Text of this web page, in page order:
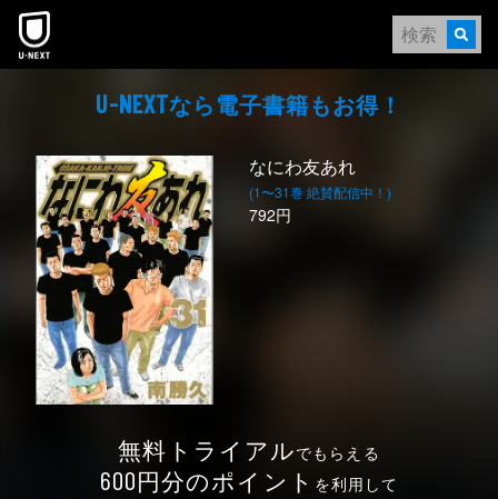
本文へスキップ
U-NEXTなら電⼦書籍もお得！
なにわ友あれ
(1〜31巻 絶賛配信中！)
792円
無料トライアルでもらえる
600円分のポイント を利用して